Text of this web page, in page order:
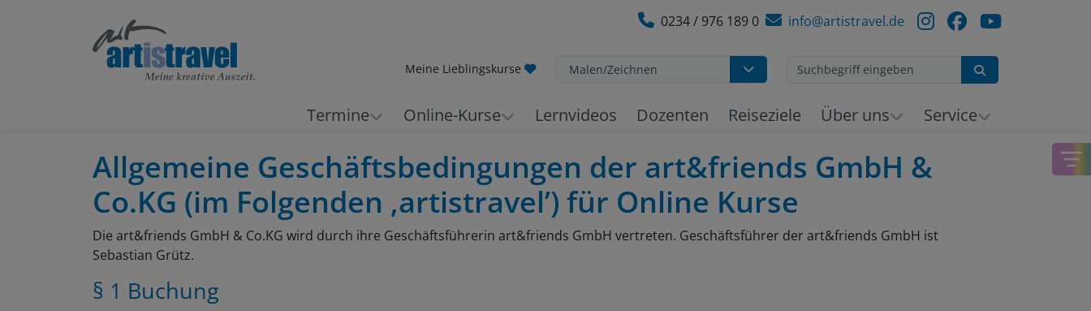
0234 / 976 189 0 info@artistravel.de
Meine Lieblingskurse Malen/Zeichnen
Termine Online-Kurse Lernvideos Dozenten Reiseziele Über uns Service
Allgemeine Geschäftsbedingungen der art&friends GmbH &
Co.KG (im Folgenden ‚artistravel’) für Online Kurse
Die art&friends GmbH & Co.KG wird durch ihre Geschäftsführerin art&friends GmbH vertreten. Geschäftsführer der art&friends GmbH ist
Sebastian Grütz.
§ 1 Buchung